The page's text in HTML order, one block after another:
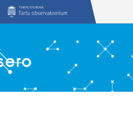
Liigu edasi põhisisu juurde